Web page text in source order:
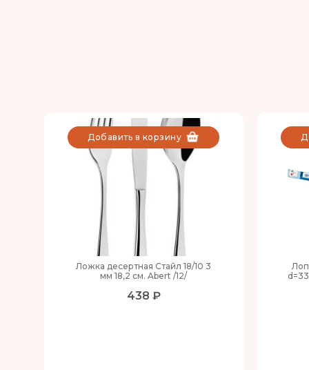
Ложка десертная Стайл 18/10 3
мм 18,2 см. Abert /12/
438 ₽
Добавить в корзину